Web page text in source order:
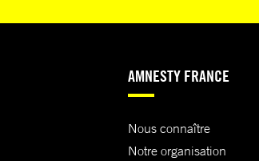
AMNESTY FRANCE
Nous connaître
Notre organisation